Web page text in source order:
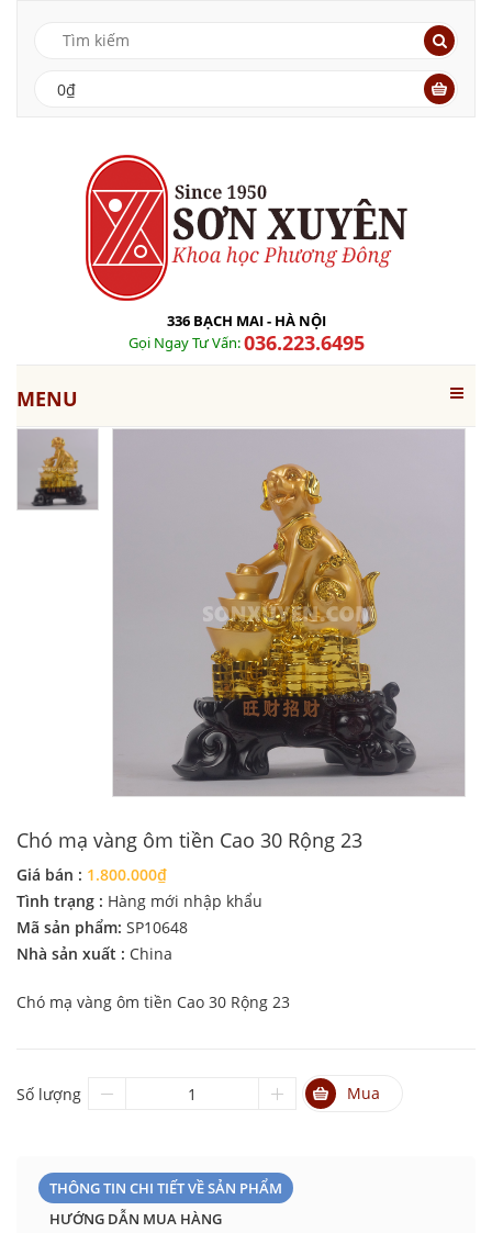
0₫
336 BẠCH MAI - HÀ NỘI
Gọi Ngay Tư Vấn:036.223.6495
MENU
Chó mạ vàng ôm tiền Cao 30 Rộng 23
Giá bán : 1.800.000₫
Tình trạng : Hàng mới nhập khẩu
Mã sản phẩm: SP10648
Nhà sản xuất : China
Chó mạ vàng ôm tiền Cao 30 Rộng 23
Số lượng Mua
THÔNG TIN CHI TIẾT VỀ SẢN PHẨM
HƯỚNG DẪN MUA HÀNG